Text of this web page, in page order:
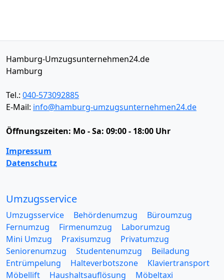
Hamburg-Umzugsunternehmen24.de
Hamburg
Tel.: 040-573092885
E-Mail: info@hamburg-umzugsunternehmen24.de
Öffnungszeiten: Mo - Sa: 09:00 - 18:00 Uhr
Impressum
Datenschutz
Umzugsservice
Umzugsservice Behördenumzug
Büroumzug
Fernumzug
Firmenumzug
Laborumzug
Mini Umzug
Praxisumzug
Privatumzug
Seniorenumzug
Studentenumzug
Beiladung
Entrümpelung
Halteverbotszone
Klaviertransport
Möbellift
Haushaltsauflösung
Möbeltaxi